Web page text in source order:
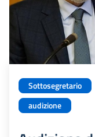
Sottosegretario
audizione